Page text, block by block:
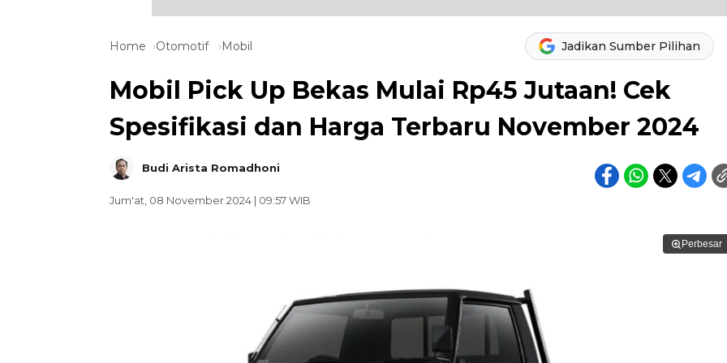
Home Otomotif Mobil Jadikan Sumber Pilihan
Mobil Pick Up Bekas Mulai Rp45 Jutaan! Cek
Spesifikasi dan Harga Terbaru November 2024
Budi Arista Romadhoni
Jum'at, 08 November 2024 | 09:57 WIB
Perbesar